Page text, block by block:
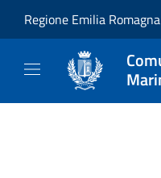
Regione Emilia Romagna